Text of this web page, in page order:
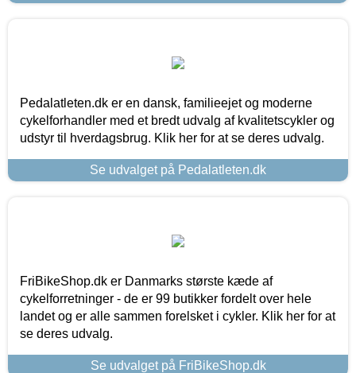
Pedalatleten.dk er en dansk, familieejet og moderne
cykelforhandler med et bredt udvalg af kvalitetscykler og
udstyr til hverdagsbrug. Klik her for at se deres udvalg.
Se udvalget på Pedalatleten.dk
FriBikeShop.dk er Danmarks største kæde af
cykelforretninger - de er 99 butikker fordelt over hele
landet og er alle sammen forelsket i cykler. Klik her for at
se deres udvalg.
Se udvalget på FriBikeShop.dk